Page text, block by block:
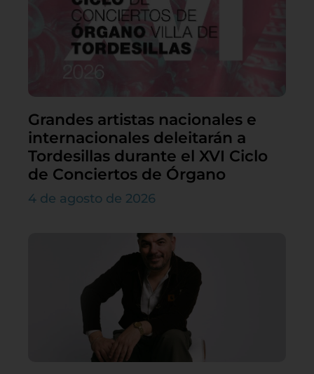
Grandes artistas nacionales e
internacionales deleitarán a
Tordesillas durante el XVI Ciclo
de Conciertos de Órgano
4 de agosto de 2026